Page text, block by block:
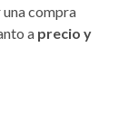
compra
a precio y